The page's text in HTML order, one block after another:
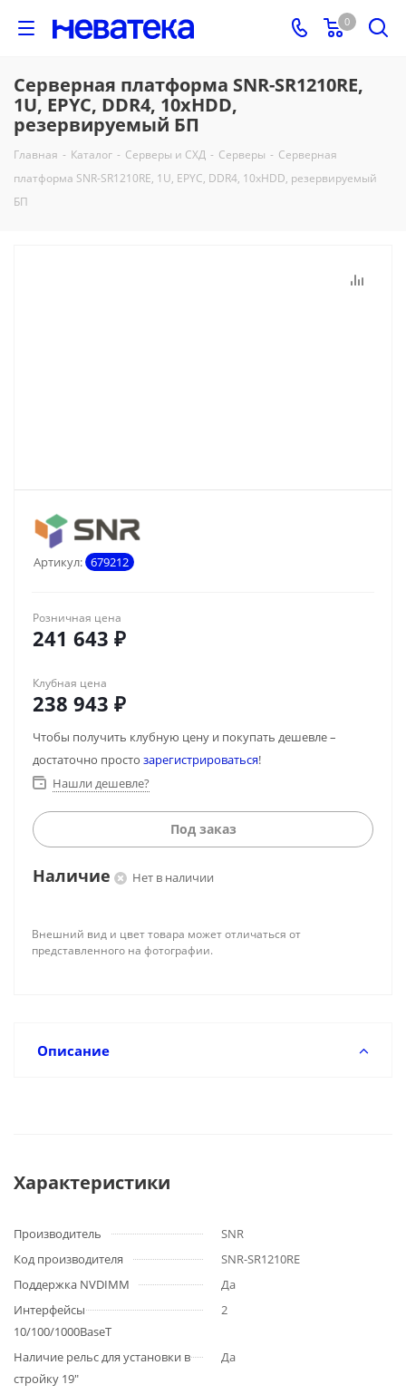
0
Серверная платформа SNR-SR1210RE,
1U, EPYC, DDR4, 10xHDD,
резервируемый БП
Главная - Каталог - Серверы и СХД - Серверы - Серверная
платформа SNR-SR1210RE, 1U, EPYC, DDR4, 10xHDD, резервируемый
БП
Артикул: 679212
Розничная цена
241 643 ₽
Клубная цена
238 943 ₽
Чтобы получить клубную цену и покупать дешевле –
достаточно просто зарегистрироваться!
Нашли дешевле?
Под заказ
Наличие Нет в наличии
Внешний вид и цвет товара может отличаться от
представленного на фотографии.
Описание
Характеристики
Производитель
SNR
Код производителя
SNR-SR1210RE
Поддержка NVDIMM
Да
Интерфейсы
10/100/1000BaseT
2
Наличие рельс для установки в
стройку 19"
Да